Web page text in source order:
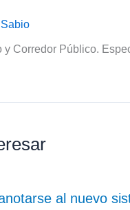
y Corredor Público.
al nuevo